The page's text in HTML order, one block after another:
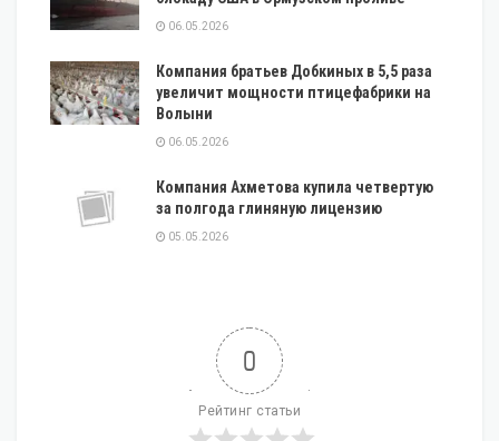
06.05.2026
Компания братьев Добкиных в 5,5 раза
увеличит мощности птицефабрики на
Волыни
06.05.2026
Компания Ахметова купила четвертую
за полгода глиняную лицензию
05.05.2026
0
Рейтинг статьи